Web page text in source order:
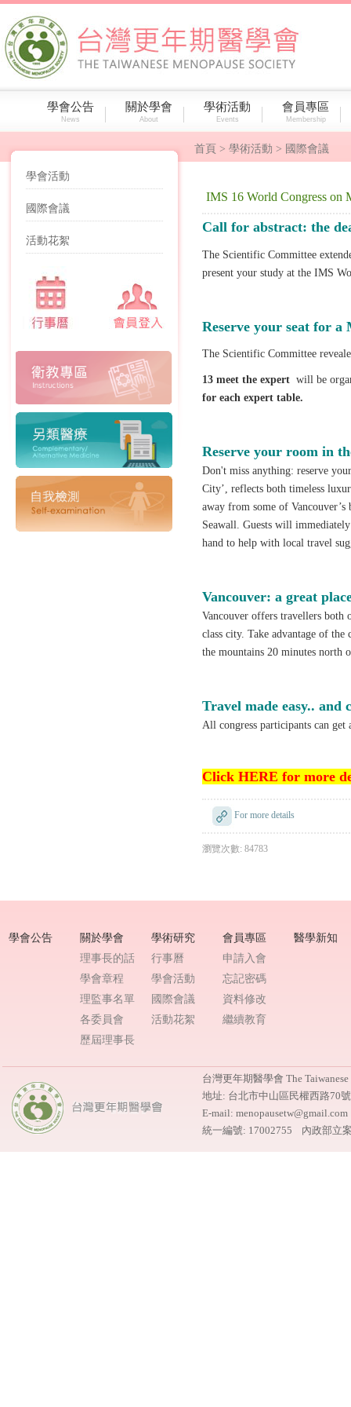
學會公告
News
關於學會
About
學術活動
Events
會員專區
Membership
學會活動
國際會議
活動花絮
首頁 > 學術活動 > 國際會議
IMS 16 World Congress on
Call for abstract: the
The Scientific Committee
present your study at the IMS
Reserve your seat for a
The Scientific Committee
13 meet the expertwill be
for each expert table.
Reserve your room in
Don't miss anything: reserve
City’, reflects both timeless
away from some of
Seawall. Guests will
hand to help with local travel
Vancouver: a great
Vancouver offers travellers both
class city. Take advantage of
the mountains 20 minutes north
Travel made easy.. and
All congress participants can
Click HERE for more
For more details
瀏覽次數: 84783
學會公告
關於學會
理事長的話
學會章程
理監事名單
各委員會
歷屆理事長
學術研究
行事曆
學會活動
國際會議
活動花絮
會員專區
申請入會
忘記密碼
資料修改
繼續教育
醫學新知
台灣更年期醫學會 The
地址: 台北市中山區民權西路70
E-mail:
統一編號: 17002755 內政部立